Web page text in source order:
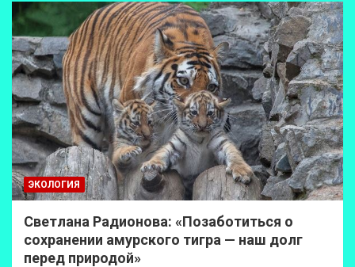
ЭКОЛОГИЯ
Светлана Радионова: «Позаботиться о
сохранении амурского тигра — наш долг
перед природой»